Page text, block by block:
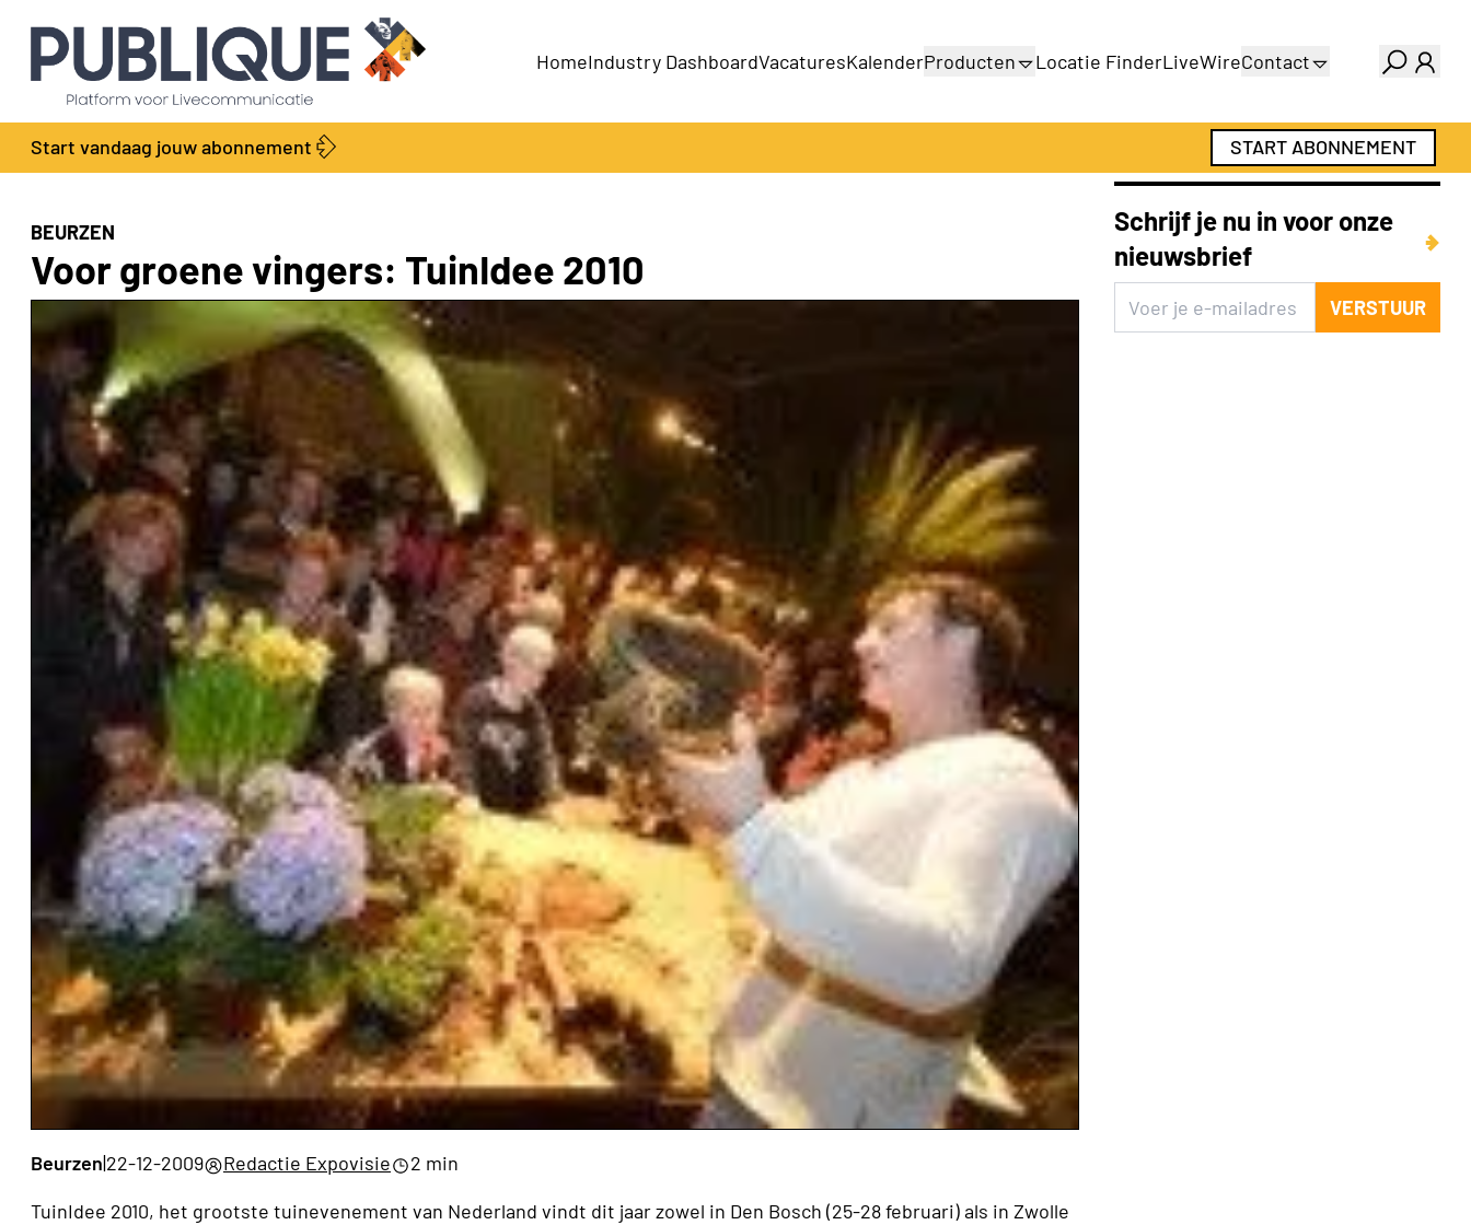
HomeIndustry DashboardVacaturesKalenderProducten
Productengids
Locatie FinderLiveWireContact
Adverteren
Abonnementen
Start vandaag jouw abonnement START ABONNEMENT
BEURZEN
Voor groene vingers: TuinIdee 2010
Beurzen|22-12-2009 Redactie Expovisie
2 min
TuinIdee 2010, het grootste tuinevenement van Nederland vindt dit jaar zowel in Den Bosch (25-28 februari) als in Zwolle
Schrijf je nu in voor onze
nieuwsbrief
VERSTUUR